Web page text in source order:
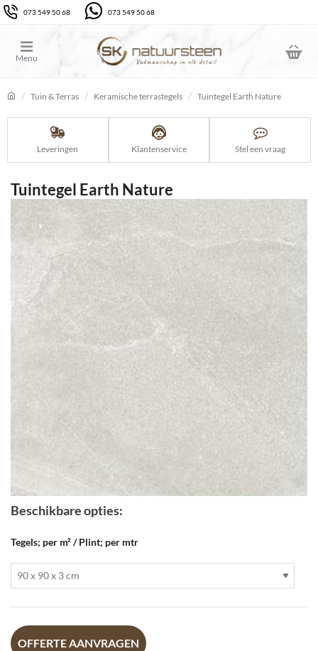
073 549 50 68 073 549 50 68
Tuin & Terras Keramische terrastegels Tuintegel Earth Nature
Leveringen Klantenservice Stel een vraag
Tuintegel Earth Nature
Beschikbare opties:
Tegels; per m² / Plint; per mtr
OFFERTE AANVRAGEN